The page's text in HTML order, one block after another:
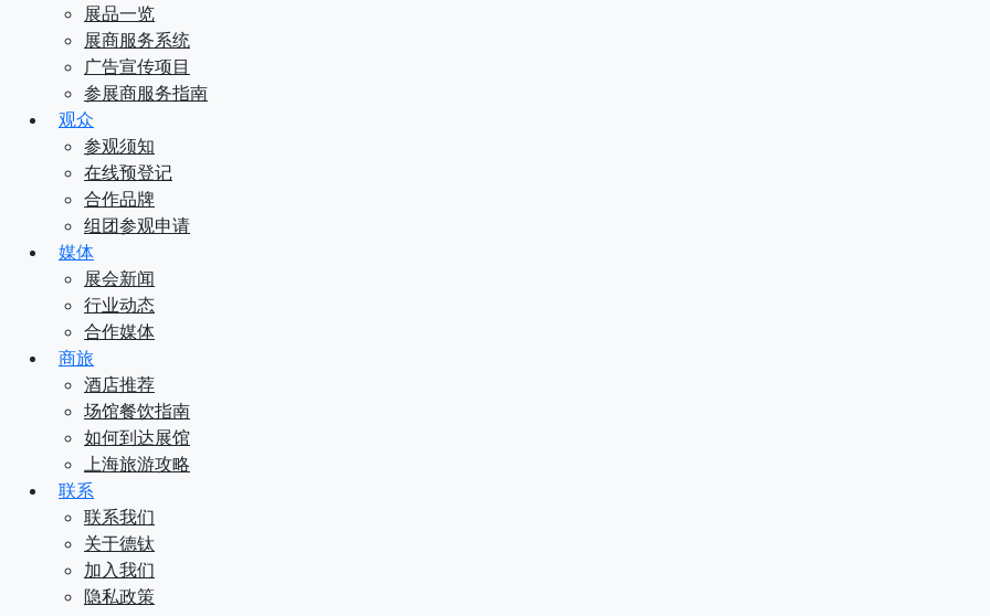
展品一览
展商服务系统
广告宣传项目
参展商服务指南
观众
参观须知
在线预登记
合作品牌
组团参观申请
媒体
展会新闻
行业动态
合作媒体
商旅
酒店推荐
场馆餐饮指南
如何到达展馆
上海旅游攻略
联系
联系我们
关于德钛
加入我们
隐私政策